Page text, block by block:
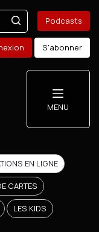
Podcasts
S'abonner
MENU
EN LIGNE
CARTES
LES KIDS